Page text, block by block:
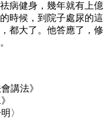
病健身，幾年就有上億
時候，到院子處尿的這
都大了。他答應了，修
講法》
〉